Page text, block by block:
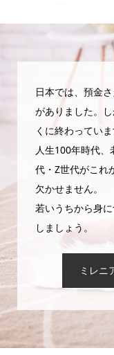
日本では、預金
がありました。
くに終わっていま
人生100年時代
代・Z世代がこれ
欠かせません。
若いうちから身
しましょう。
ミレニ